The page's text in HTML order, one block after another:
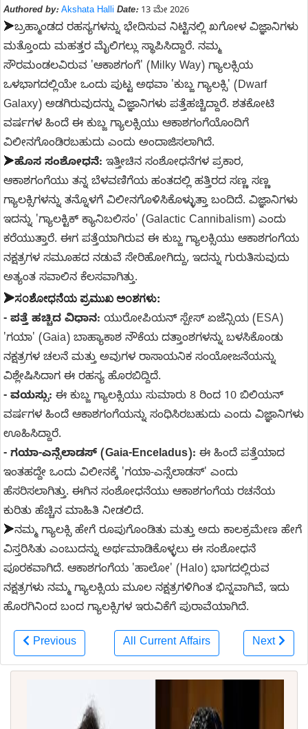
Authored by: Akshata Halli Date:13 ಮೇ 2026
➤ಬ್ರಹ್ಮಾಂಡದ ರಹಸ್ಯಗಳನ್ನು ಭೇದಿಸುವ ನಿಟ್ಟಿನಲ್ಲಿ ಖಗೋಳ ವಿಜ್ಞಾನಿಗಳು
ಮತ್ತೊಂದು ಮಹತ್ತರ ಮೈಲಿಗಲ್ಲು ಸ್ಥಾಪಿಸಿದ್ದಾರೆ. ನಮ್ಮ
ಸೌರಮಂಡಲವಿರುವ 'ಆಕಾಶಗಂಗೆ' (Milky Way) ಗ್ಯಾಲಕ್ಸಿಯ
ಒಳಭಾಗದಲ್ಲಿಯೇ ಒಂದು ಪುಟ್ಟ ಅಥವಾ 'ಕುಬ್ಜ ಗ್ಯಾಲಕ್ಸಿ' (Dwarf
Galaxy) ಅಡಗಿರುವುದನ್ನು ವಿಜ್ಞಾನಿಗಳು ಪತ್ತೆಹಚ್ಚಿದ್ದಾರೆ. ಶತಕೋಟಿ
ವರ್ಷಗಳ ಹಿಂದೆ ಈ ಕುಬ್ಜ ಗ್ಯಾಲಕ್ಸಿಯು ಆಕಾಶಗಂಗೆಯೊಂದಿಗೆ
ವಿಲೀನಗೊಂಡಿರಬಹುದು ಎಂದು ಅಂದಾಜಿಸಲಾಗಿದೆ.
➤ಹೊಸ ಸಂಶೋಧನೆ: ಇತ್ತೀಚಿನ ಸಂಶೋಧನೆಗಳ ಪ್ರಕಾರ,
ಆಕಾಶಗಂಗೆಯು ತನ್ನ ಬೆಳವಣಿಗೆಯ ಹಂತದಲ್ಲಿ ಹತ್ತಿರದ ಸಣ್ಣ ಸಣ್ಣ
ಗ್ಯಾಲಕ್ಸಿಗಳನ್ನು ತನ್ನೊಳಗೆ ವಿಲೀನಗೊಳಿಸಿಕೊಳ್ಳುತ್ತಾ ಬಂದಿದೆ. ವಿಜ್ಞಾನಿಗಳು
ಇದನ್ನು 'ಗ್ಯಾಲಕ್ಟಿಕ್ ಕ್ಯಾನಿಬಲಿಸಂ' (Galactic Cannibalism) ಎಂದು
ಕರೆಯುತ್ತಾರೆ. ಈಗ ಪತ್ತೆಯಾಗಿರುವ ಈ ಕುಬ್ಜ ಗ್ಯಾಲಕ್ಸಿಯು ಆಕಾಶಗಂಗೆಯ
ನಕ್ಷತ್ರಗಳ ಸಮೂಹದ ನಡುವೆ ಸೇರಿಹೋಗಿದ್ದು, ಇದನ್ನು ಗುರುತಿಸುವುದು
ಅತ್ಯಂತ ಸವಾಲಿನ ಕೆಲಸವಾಗಿತ್ತು.
➤ಸಂಶೋಧನೆಯ ಪ್ರಮುಖ ಅಂಶಗಳು:
- ಪತ್ತೆ ಹಚ್ಚಿದ ವಿಧಾನ: ಯುರೋಪಿಯನ್ ಸ್ಪೇಸ್ ಏಜೆನ್ಸಿಯ (ESA)
'ಗಯಾ' (Gaia) ಬಾಹ್ಯಾಕಾಶ ನೌಕೆಯ ದತ್ತಾಂಶಗಳನ್ನು ಬಳಸಿಕೊಂಡು
ನಕ್ಷತ್ರಗಳ ಚಲನೆ ಮತ್ತು ಅವುಗಳ ರಾಸಾಯನಿಕ ಸಂಯೋಜನೆಯನ್ನು
ವಿಶ್ಲೇಷಿಸಿದಾಗ ಈ ರಹಸ್ಯ ಹೊರಬಿದ್ದಿದೆ.
- ವಯಸ್ಸು: ಈ ಕುಬ್ಜ ಗ್ಯಾಲಕ್ಸಿಯು ಸುಮಾರು 8 ರಿಂದ 10 ಬಿಲಿಯನ್
ವರ್ಷಗಳ ಹಿಂದೆ ಆಕಾಶಗಂಗೆಯನ್ನು ಸಂಧಿಸಿರಬಹುದು ಎಂದು ವಿಜ್ಞಾನಿಗಳು
ಊಹಿಸಿದ್ದಾರೆ.
- ಗಯಾ-ಎನ್ಸೆಲಾಡಸ್ (Gaia-Enceladus): ಈ ಹಿಂದೆ ಪತ್ತೆಯಾದ
ಇಂತಹದ್ದೇ ಒಂದು ವಿಲೀನಕ್ಕೆ 'ಗಯಾ-ಎನ್ಸೆಲಾಡಸ್' ಎಂದು
ಹೆಸರಿಸಲಾಗಿತ್ತು. ಈಗಿನ ಸಂಶೋಧನೆಯು ಆಕಾಶಗಂಗೆಯ ರಚನೆಯ
ಕುರಿತು ಹೆಚ್ಚಿನ ಮಾಹಿತಿ ನೀಡಲಿದೆ.
➤ನಮ್ಮ ಗ್ಯಾಲಕ್ಸಿ ಹೇಗೆ ರೂಪುಗೊಂಡಿತು ಮತ್ತು ಅದು ಕಾಲಕ್ರಮೇಣ ಹೇಗೆ
ವಿಸ್ತರಿಸಿತು ಎಂಬುದನ್ನು ಅರ್ಥಮಾಡಿಕೊಳ್ಳಲು ಈ ಸಂಶೋಧನೆ
ಪೂರಕವಾಗಿದೆ. ಆಕಾಶಗಂಗೆಯ 'ಹಾಲೋ' (Halo) ಭಾಗದಲ್ಲಿರುವ
ನಕ್ಷತ್ರಗಳು ನಮ್ಮ ಗ್ಯಾಲಕ್ಸಿಯ ಮೂಲ ನಕ್ಷತ್ರಗಳಿಗಿಂತ ಭಿನ್ನವಾಗಿವೆ, ಇದು
ಹೊರಗಿನಿಂದ ಬಂದ ಗ್ಯಾಲಕ್ಸಿಗಳ ಇರುವಿಕೆಗೆ ಪುರಾವೆಯಾಗಿದೆ.
Previous All Current Affairs Next